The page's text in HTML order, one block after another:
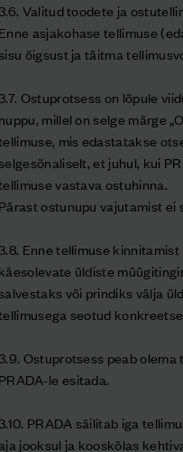
Valitud toodete ja
Enne asjakohase tellimuse
õigsust ja täitma
Ostuprotsess on lõpule
nuppu, millel on selge märge
mis edastatakse
et juhul, kui
vastava ostuhinna.
Pärast ostunupu vajutamist ei
Enne tellimuse
käesolevate üldiste
või prindiks välja
seotud
Ostuprotsess peab
PRADA-le esitada.
PRADA säilitab iga
jooksul ja kooskõlas